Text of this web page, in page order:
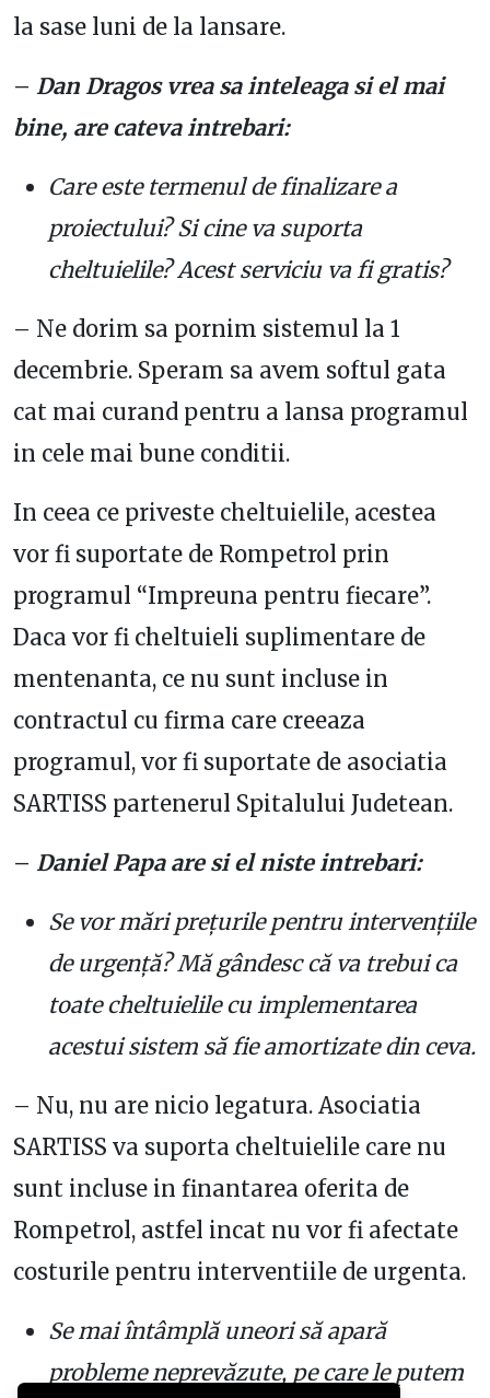
la sase luni de la lansare.
– Dan Dragos vrea sa inteleaga si el mai
bine, are cateva intrebari:
Care este termenul de finalizare a
proiectului? Si cine va suporta
cheltuielile? Acest serviciu va fi gratis?
– Ne dorim sa pornim sistemul la 1
decembrie. Speram sa avem softul gata
cat mai curand pentru a lansa programul
in cele mai bune conditii.
In ceea ce priveste cheltuielile, acestea
vor fi suportate de Rompetrol prin
programul “Impreuna pentru fiecare”.
Daca vor fi cheltuieli suplimentare de
mentenanta, ce nu sunt incluse in
contractul cu firma care creeaza
programul, vor fi suportate de asociatia
SARTISS partenerul Spitalului Judetean.
– Daniel Papa are si el niste intrebari:
Se vor mări prețurile pentru intervențiile
de urgență? Mă gândesc că va trebui ca
toate cheltuielile cu implementarea
acestui sistem să fie amortizate din ceva.
– Nu, nu are nicio legatura. Asociatia
SARTISS va suporta cheltuielile care nu
sunt incluse in finantarea oferita de
Rompetrol, astfel incat nu vor fi afectate
costurile pentru interventiile de urgenta.
Se mai întâmplă uneori să apară
probleme neprevăzute, pe care le putem